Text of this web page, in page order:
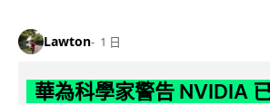
Lawton 1 日
華為科學家警告 NVIDIA